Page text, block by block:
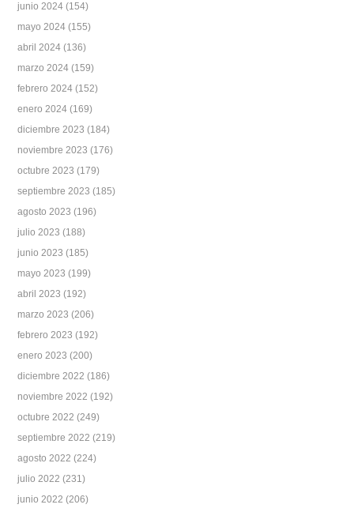
junio 2024 (154)
mayo 2024 (155)
abril 2024 (136)
marzo 2024 (159)
febrero 2024 (152)
enero 2024 (169)
diciembre 2023 (184)
noviembre 2023 (176)
octubre 2023 (179)
septiembre 2023 (185)
agosto 2023 (196)
julio 2023 (188)
junio 2023 (185)
mayo 2023 (199)
abril 2023 (192)
marzo 2023 (206)
febrero 2023 (192)
enero 2023 (200)
diciembre 2022 (186)
noviembre 2022 (192)
octubre 2022 (249)
septiembre 2022 (219)
agosto 2022 (224)
julio 2022 (231)
junio 2022 (206)